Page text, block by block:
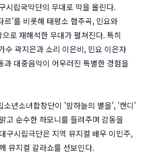
시립국악단의 무대로 막을 올린다.
르'를 비롯해 태평소 협주곡, 민요와
로 재해석한 무대가 펼쳐진다. 특히
수 곽지은과 소리 이은비, 민요 이은자
과 대중음악이 어우러진 특별한 경험을
소년소녀합창단이 '밤하늘의 별을', '캔디'
고 순수한 하모니를 들려주며 감동을
구시립극단은 지역 뮤지컬 배우 이민주,
뮤지컬 갈라쇼를 선보인다.